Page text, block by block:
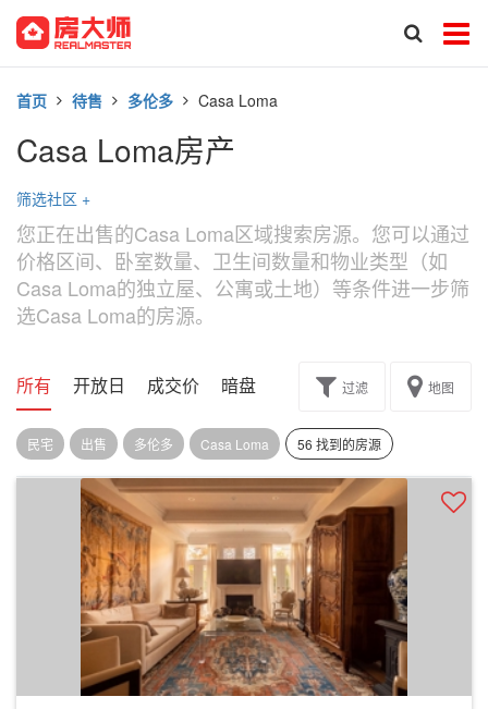
首页 待售 多伦多 Casa Loma
Casa Loma房产
筛选社区 +
您正在出售的Casa Loma区域搜索房源。您可以通过
价格区间、卧室数量、卫生间数量和物业类型（如
Casa Loma的独立屋、公寓或土地）等条件进一步筛
选Casa Loma的房源。
所有 开放日 成交价 暗盘 楼花转让过滤 地图
民宅 出售 多伦多 Casa Loma 56 找到的房源